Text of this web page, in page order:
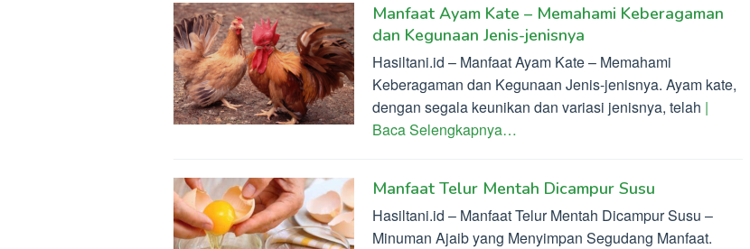
Manfaat Ayam Kate – Memahami Keberagaman
dan Kegunaan Jenis-jenisnya
Hasiltani.id – Manfaat Ayam Kate – Memahami
Keberagaman dan Kegunaan Jenis-jenisnya. Ayam kate,
dengan segala keunikan dan variasi jenisnya, telah |
Baca Selengkapnya…
Manfaat Telur Mentah Dicampur Susu
Hasiltani.id – Manfaat Telur Mentah Dicampur Susu –
Minuman Ajaib yang Menyimpan Segudang Manfaat.